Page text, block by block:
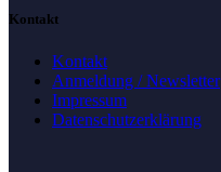
Kontakt
Kontakt
Anmeldung / Newsletter
Impressum
Datenschutzerklärung